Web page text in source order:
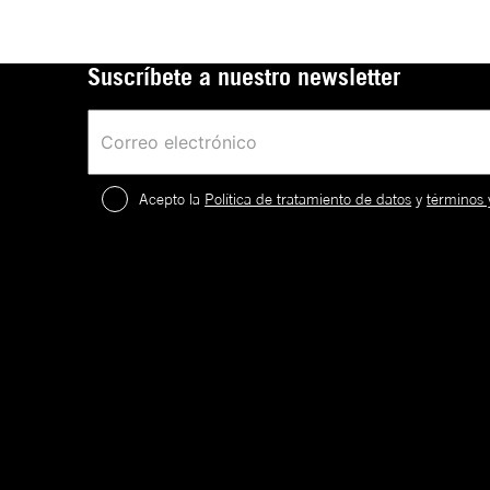
Suscríbete a nuestro newsletter
Acepto la Política de tratamiento de datos ytérminos